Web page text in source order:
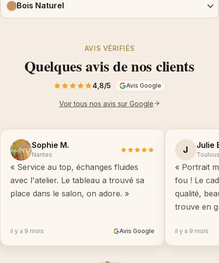
Bois Naturel
AVIS VÉRIFIÉS
Quelques avis de nos clients
4,8/5 Avis Google
Voir tous nos avis sur Google
Sophie M.
Nantes
« Service au top, échanges fluides
avec l'atelier. Le tableau a trouvé sa
place dans le salon, on adore. »
il y a 9 mois Avis Google
J Julie
« Portrait
fou ! Le
qualité,
trouve en
il y a 9 mois